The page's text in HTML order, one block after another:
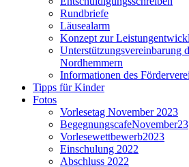
Rundbriefe
Läusealarm
Konzept zur
Unterstützungsvereinbarung
Nordhemmern
Informationen des
Tipps für Kinder
Fotos
Vorlesetag November 2023
BegegnungscafeNovember23
Vorlesewettbewerb2023
Einschulung 2022
Abschluss 2022